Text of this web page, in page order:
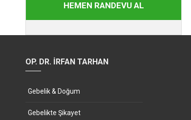
HEMEN RANDEVU AL
OP. DR. İRFAN TARHAN
Gebelik & Doğum
Gebelikte Şikayet